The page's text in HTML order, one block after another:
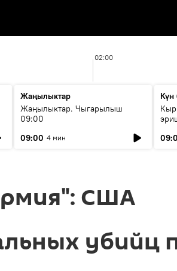
02:00
Жаңылыктар
Жаңылыктар. Чыгарылыш
09:00
09:00 4 мин
Күн
США
убийц